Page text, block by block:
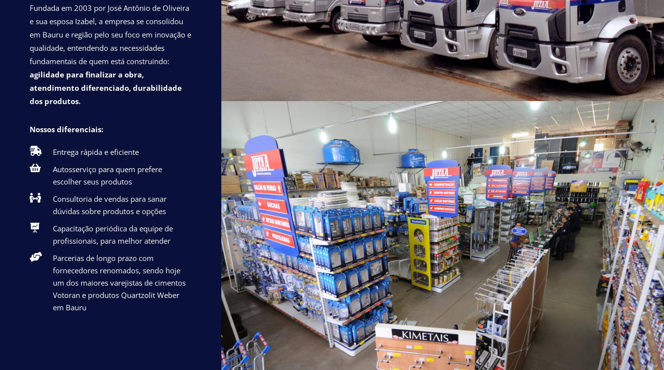
Fundada em 2003 por José Antônio de Oliveira
e sua esposa Izabel, a empresa se consolidou
em Bauru e região pelo seu foco em inovação e
qualidade, entendendo as necessidades
fundamentais de quem está construindo:
agilidade para finalizar a obra,
atendimento diferenciado, durabilidade
dos produtos.
Nossos diferenciais:
 Entrega rápida e eficiente

Autosserviço para quem prefere
escolher seus produtos

Consultoria de vendas para sanar
dúvidas sobre produtos e opções

Capacitação periódica da equipe de
profissionais, para melhor atender

Parcerias de longo prazo com
fornecedores renomados, sendo hoje
um dos maiores varejistas de cimentos
Votoran e produtos Quartzolit Weber
em Bauru